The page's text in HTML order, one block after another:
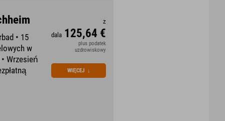
• 15
w
Wrzesień
z
dala 125,64 €
plus podatek
uzdrowiskowy
WIĘCEJ ↓